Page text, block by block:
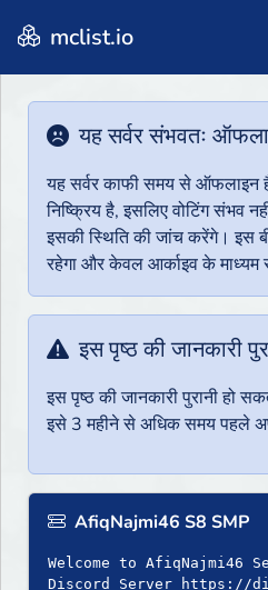
mclist.io
यह सर्वर संभवतः
यह सर्वर काफी समय से ऑफलाइन
निष्क्रिय है, इसलिए वोटिंग संभव
इसकी स्थिति की जांच करेंगे। इस
रहेगा और केवल आर्काइव के माध्यम
इस पृष्ठ की जानकारी
इस पृष्ठ की जानकारी पुरानी हो
इसे 3 महीने से अधिक समय पहले
AfiqNajmi46 S8 SMP
Welcome to AfiqNajmi46
Discord Server https://